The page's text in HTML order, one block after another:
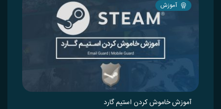
آموزش
آموزش خاموش کردن استیم گارد